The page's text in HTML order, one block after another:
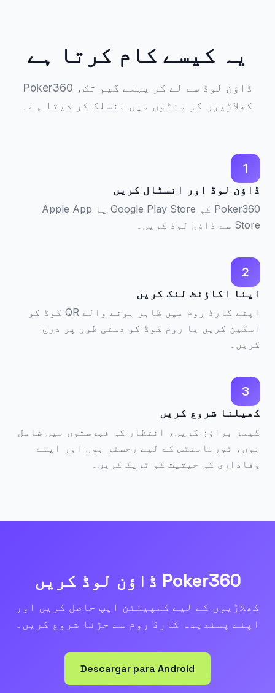
یہ کیسے کام کرتا ہے
ڈاؤن لوڈ سے لے کر پہلے گیم تک، Poker360
کھلاڑیوں کو منٹوں میں منسلک کر دیتا ہے۔
1
ڈاؤن لوڈ اور انسٹال کریں
Poker360 کو Google Play Store یا Apple App
Store سے ڈاؤن لوڈ کریں۔
2
اپنا اکاؤنٹ لنک کریں
اپنے کارڈ روم میں ظاہر ہونے والے QR کوڈ کو
اسکین کریں یا روم کوڈ کو دستی طور پر درج
کریں۔
3
کھیلنا شروع کریں
گیمز براؤز کریں، انتظار کی فہرستوں میں شامل
ہوں، ٹورنامنٹس کے لیے رجسٹر ہوں اور اپنے
وفاداری کی حیثیت کو ٹریک کریں۔
Poker360 ڈاؤن لوڈ کریں
کھلاڑیوں کے لیے کمپینئن ایپ حاصل کریں اور
اپنے پسندیدہ کارڈ روم سے جڑنا شروع کریں۔
Descargar para Android